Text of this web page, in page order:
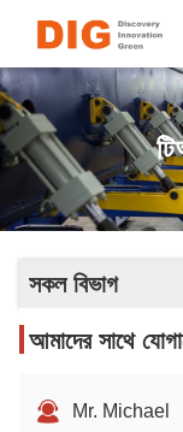
সকল বিভাগ
আমাদের সাথে
Mr. Michael